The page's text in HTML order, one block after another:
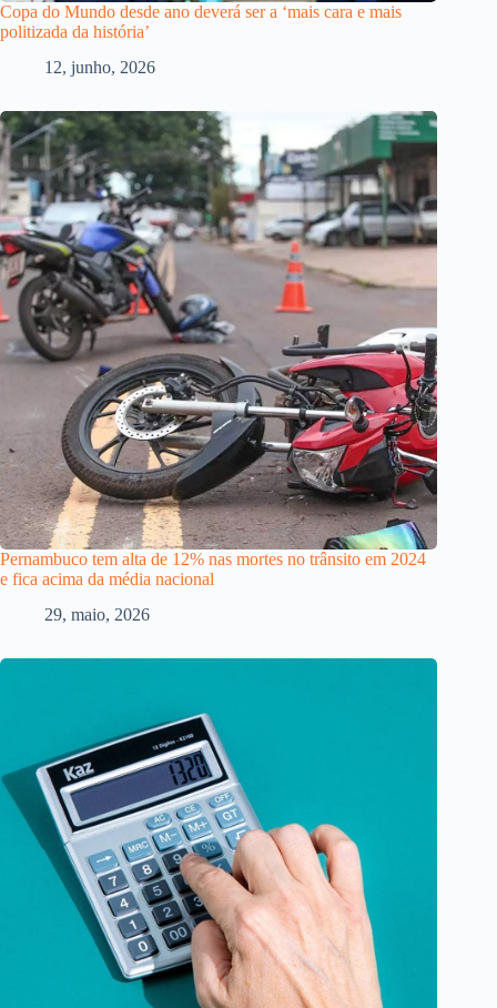
Copa do Mundo desde ano deverá ser a ‘mais cara e mais
politizada da história’
12, junho, 2026
Pernambuco tem alta de 12% nas mortes no trânsito em 2024
e fica acima da média nacional
29, maio, 2026